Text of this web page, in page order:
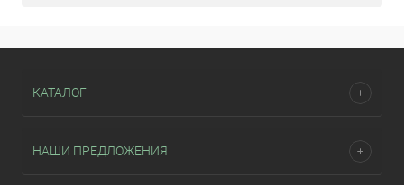
КАТАЛОГ
НАШИ ПРЕДЛОЖЕНИЯ